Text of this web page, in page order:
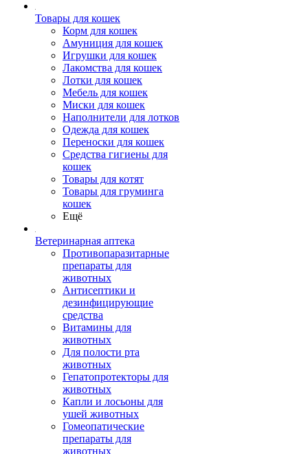
Товары для кошек
Корм для кошек
Амуниция для кошек
Игрушки для кошек
Лакомства для кошек
Лотки для кошек
Мебель для кошек
Миски для кошек
Наполнители для лотков
Одежда для кошек
Переноски для кошек
Средства гигиены для
кошек
Товары для котят
Товары для груминга
кошек
Ещё
Ветеринарная аптека
Противопаразитарные
препараты для
животных
Антисептики и
дезинфицирующие
средства
Витамины для
животных
Для полости рта
животных
Гепатопротекторы для
животных
Капли и лосьоны для
ушей животных
Гомеопатические
препараты для
животных